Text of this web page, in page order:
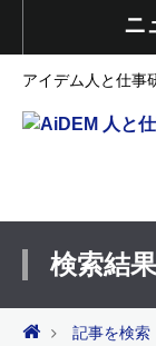
ニ
アイデム人と仕
検索結
記事を検索